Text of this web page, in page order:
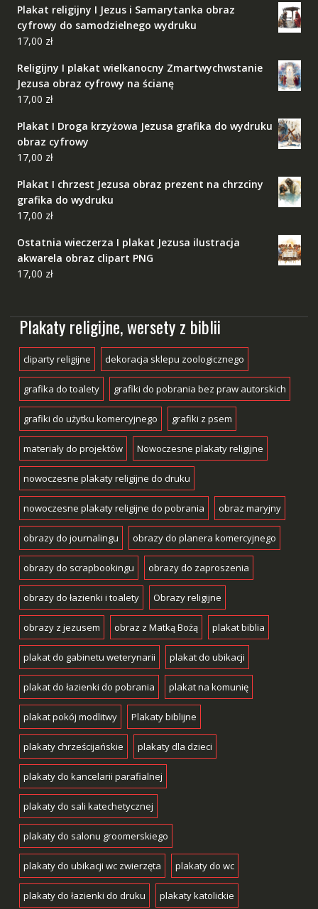
Plakat religijny I Jezus i Samarytanka obraz
cyfrowy do samodzielnego wydruku
17,00 zł
Religijny I plakat wielkanocny Zmartwychwstanie
Jezusa obraz cyfrowy na ścianę
17,00 zł
Plakat I Droga krzyżowa Jezusa grafika do wydruku
obraz cyfrowy
17,00 zł
Plakat I chrzest Jezusa obraz prezent na chrzciny
grafika do wydruku
17,00 zł
Ostatnia wieczerza I plakat Jezusa ilustracja
akwarela obraz clipart PNG
17,00 zł
Plakaty religijne, wersety z biblii
cliparty religijne dekoracja sklepu zoologicznego
grafika do toalety grafiki do pobrania bez praw autorskich
grafiki do użytku komercyjnego grafiki z psem
materiały do projektów Nowoczesne plakaty religijne
nowoczesne plakaty religijne do druku
nowoczesne plakaty religijne do pobrania obraz maryjny
obrazy do journalingu obrazy do planera komercyjnego
obrazy do scrapbookingu obrazy do zaproszenia
obrazy do łazienki i toalety Obrazy religijne
obrazy z jezusem obraz z Matką Bożą plakat biblia
plakat do gabinetu weterynarii plakat do ubikacji
plakat do łazienki do pobrania plakat na komunię
plakat pokój modlitwy Plakaty biblijne
plakaty chrześcijańskie plakaty dla dzieci
plakaty do kancelarii parafialnej
plakaty do sali katechetycznej
plakaty do salonu groomerskiego
plakaty do ubikacji wc zwierzęta plakaty do wc
plakaty do łazienki do druku plakaty katolickie